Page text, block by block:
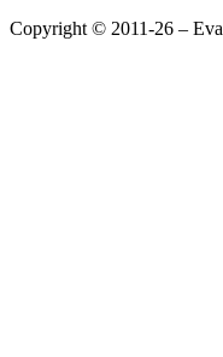
Copyright © 2011-26 –